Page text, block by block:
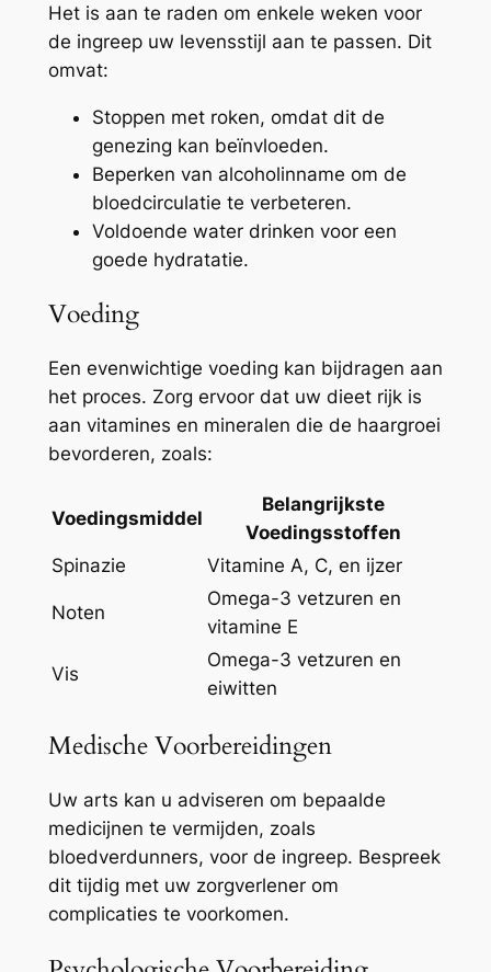
Het is aan te raden om enkele weken voor
de ingreep uw levensstijl aan te passen. Dit
omvat:
Stoppen met roken, omdat dit de
genezing kan beïnvloeden.
Beperken van alcoholinname om de
bloedcirculatie te verbeteren.
Voldoende water drinken voor een
goede hydratatie.
Voeding
Een evenwichtige voeding kan bijdragen aan
het proces. Zorg ervoor dat uw dieet rijk is
aan vitamines en mineralen die de haargroei
bevorderen, zoals:
Voedingsmiddel
Belangrijkste
Voedingsstoffen
Spinazie
Vitamine A, C, en ijzer
Noten
Omega-3 vetzuren en
vitamine E
Vis
Omega-3 vetzuren en
eiwitten
Medische Voorbereidingen
Uw arts kan u adviseren om bepaalde
medicijnen te vermijden, zoals
bloedverdunners, voor de ingreep. Bespreek
dit tijdig met uw zorgverlener om
complicaties te voorkomen.